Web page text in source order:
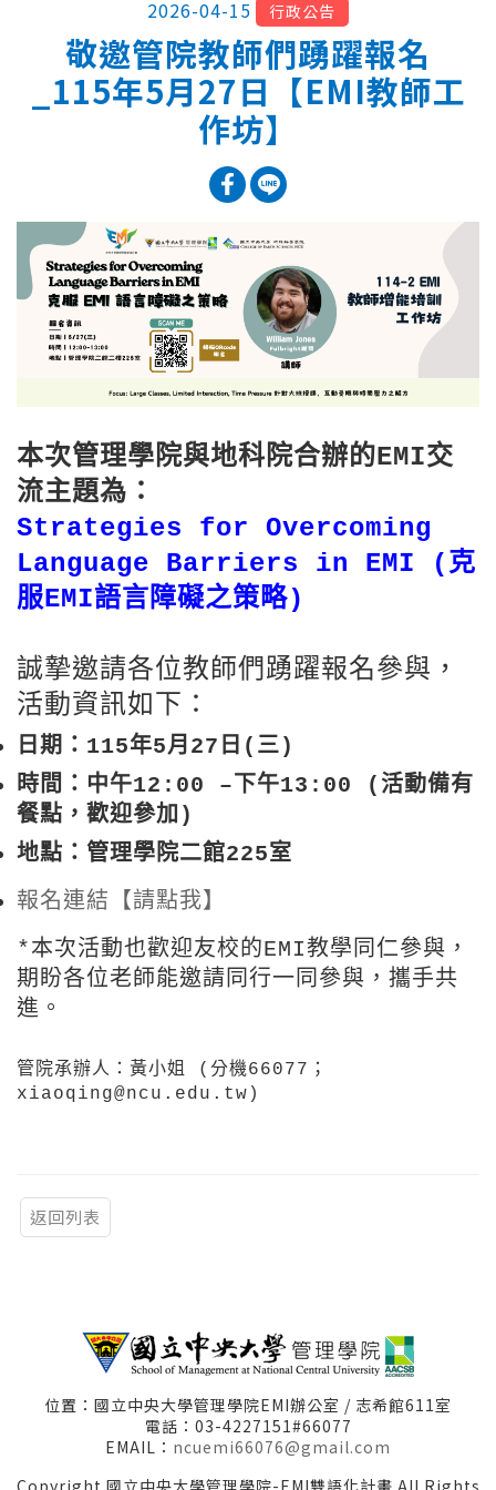
2026-04-15 行政公告
敬邀管院教師們踴躍報名
_115年5月27日【EMI教師工
作坊】
本次管理學院與地科院合辦的EMI交
流主題為：
Strategies for Overcoming
Language Barriers in EMI (克
服EMI語言障礙之策略)
誠摯邀請各位教師們踴躍報名參與，
活動資訊如下：
日期：115年5月27日(三)
時間：中午12:00 –下午13:00 (活動備有
餐點，歡迎參加)
地點：管理學院二館225室
報名連結【請點我】
*本次活動也歡迎友校的EMI教學同仁參與，
期盼各位老師能邀請同行一同參與，攜手共
進。
管院承辦人：黃小姐 (分機66077；
xiaoqing@ncu.edu.tw)
返回列表
位置：國立中央大學管理學院EMI辦公室 / 志希館611室
電話：03-4227151#66077
EMAIL： ncuemi66076@gmail.com
Copyright 國立中央大學管理學院-EMI雙語化計畫 All Rights